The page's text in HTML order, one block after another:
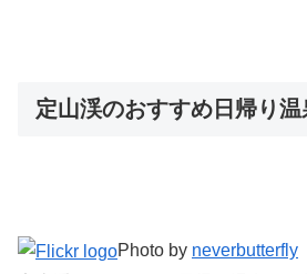
定山渓のおすすめ日帰り温
Photo by neverbutterfly